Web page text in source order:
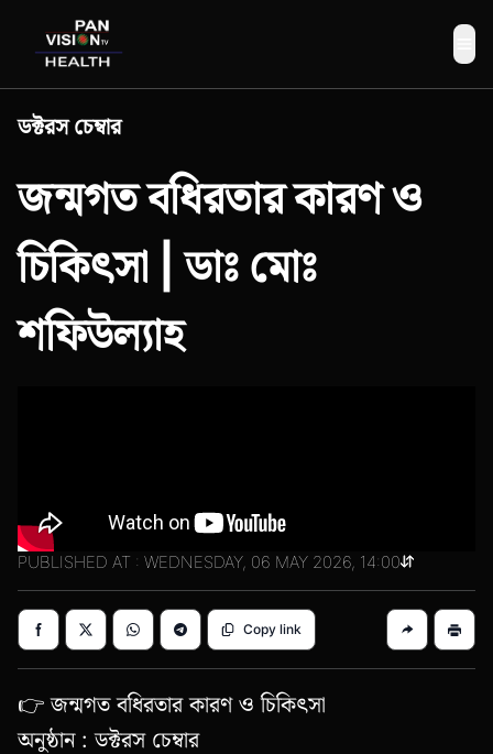
ডক্টরস চেম্বার
জন্মগত বধিরতার কারণ ও
চিকিৎসা | ডাঃ মোঃ
শফিউল্যাহ
PUBLISHED AT : WEDNESDAY, 06 MAY 2026, 14:00
Copy link
👉 জন্মগত বধিরতার কারণ ও চিকিৎসা
অনুষ্ঠান : ডক্টরস চেম্বার